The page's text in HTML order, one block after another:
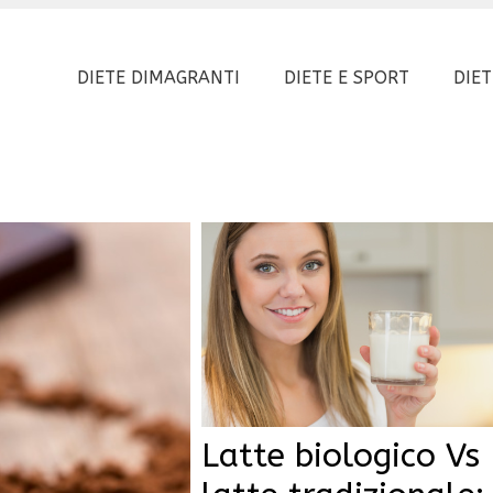
DIETE DIMAGRANTI DIETE E SPORT
Latte biologico Vs